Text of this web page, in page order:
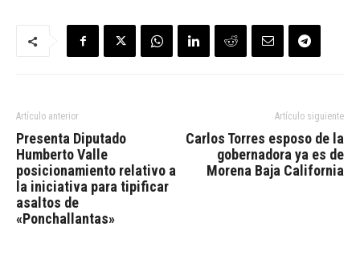
Artículo anterior
Presenta Diputado
Humberto Valle
posicionamiento relativo a
la iniciativa para tipificar
asaltos de
«Ponchallantas»
Artículo siguiente
Carlos Torres esposo de la
gobernadora ya es de
Morena Baja California